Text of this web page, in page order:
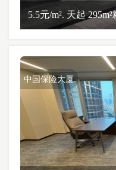
5.5元/m². 天起 295m²
中国保险大厦